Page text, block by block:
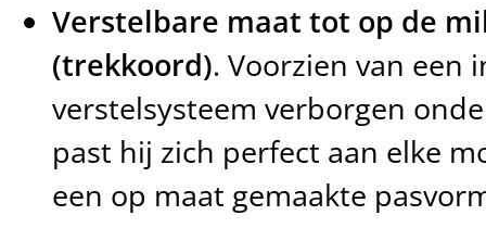
Verstelbare maat tot op de
(trekkoord). Voorzien van een
verstelsysteem verborgen
past hij zich perfect aan elke
een op maat gemaakte